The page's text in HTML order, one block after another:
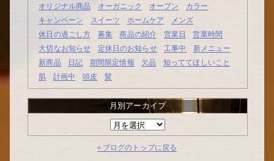
オリジナル商品
オーガニック オープン
カラー
キャンペーン
スイーツ ホームケア
メンズ
休日の過ごし方
募集 商品の紹介 営業日
営業時間
大切なお知らせ
定休日のお知らせ 工事中
新メニュー
新商品
日記 期間限定情報 欠品
知っててほしいこと
肌
計画中 頭皮 髪
月別アーカイブ
月
別
ア
ー
« ブログのトップに戻る